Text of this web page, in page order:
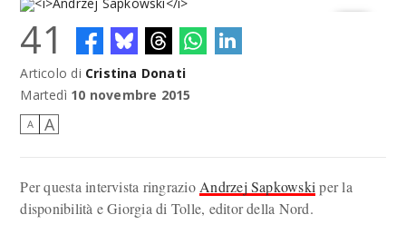
Andrzej Sapkowski
41
Articolo di Cristina Donati
Martedì 10 novembre 2015
A A
Per questa intervista ringrazio Andrzej Sapkowski per la
disponibilità e Giorgia di Tolle, editor della Nord.